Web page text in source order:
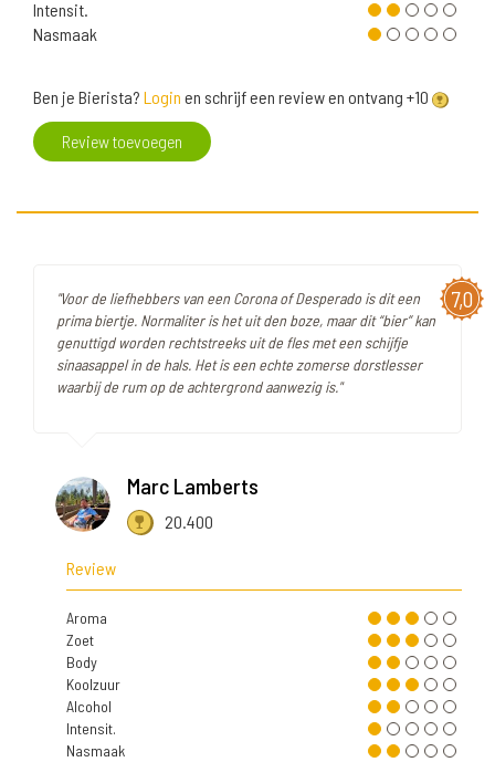
Intensit.
Nasmaak
Ben je Bierista? Login en schrijf een review en ontvang +10
Review toevoegen
7,0
"Voor de liefhebbers van een Corona of Desperado is dit een
prima biertje. Normaliter is het uit den boze, maar dit “bier” kan
genuttigd worden rechtstreeks uit de fles met een schijfje
sinaasappel in de hals. Het is een echte zomerse dorstlesser
waarbij de rum op de achtergrond aanwezig is."
Marc Lamberts
20.400
Review
Aroma
Zoet
Body
Koolzuur
Alcohol
Intensit.
Nasmaak